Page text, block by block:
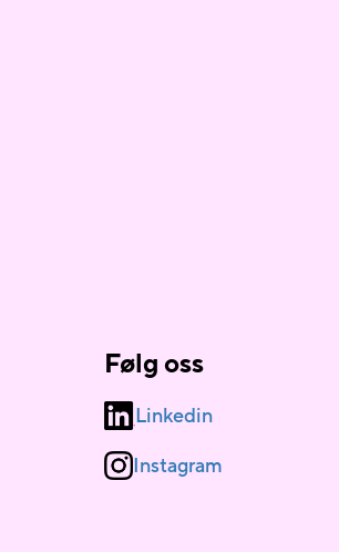
Følg oss
Linkedin
Instagram